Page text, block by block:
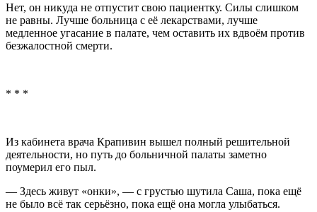
Нет, он никуда не отпустит свою пациентку. Силы слишком
не равны. Лучше больница с её лекарствами, лучше
медленное угасание в палате, чем оставить их вдвоём против
безжалостной смерти.
* * *
Из кабинета врача Крапивин вышел полный решительной
деятельности, но путь до больничной палаты заметно
поумерил его пыл.
— Здесь живут «онки», — с грустью шутила Саша, пока ещё
не было всё так серьёзно, пока ещё она могла улыбаться.